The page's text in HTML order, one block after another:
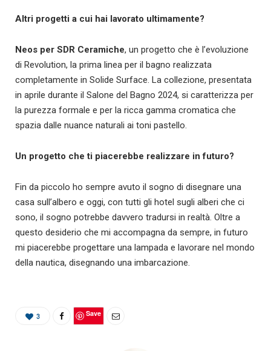
Altri progetti a cui hai lavorato ultimamente?
Neos per SDR Ceramiche, un progetto che è l’evoluzione
di Revolution, la prima linea per il bagno realizzata
completamente in Solide Surface. La collezione, presentata
in aprile durante il Salone del Bagno 2024, si caratterizza per
la purezza formale e per la ricca gamma cromatica che
spazia dalle nuance naturali ai toni pastello.
Un progetto che ti piacerebbe realizzare in futuro?
Fin da piccolo ho sempre avuto il sogno di disegnare una
casa sull’albero e oggi, con tutti gli hotel sugli alberi che ci
sono, il sogno potrebbe davvero tradursi in realtà. Oltre a
questo desiderio che mi accompagna da sempre, in futuro
mi piacerebbe progettare una lampada e lavorare nel mondo
della nautica, disegnando una imbarcazione.
3 Save